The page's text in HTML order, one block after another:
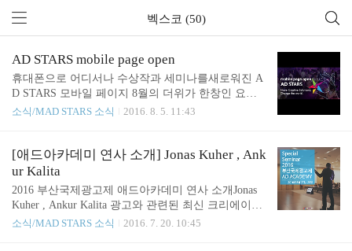
벡스코 (50)
AD STARS mobile page open
휴대폰으로 어디서나 수상작과 세미나를새로워진 A
D STARS 모바일 페이지 8월의 더위가 한창인 요즘,
부산국제광고제 개막이 딱 3주 남았다는 사실 믿겨
있도록 확 달라진 AD STARS 모바일 페이지를 소개
합니다. 올해는 디자인만 바뀐 것이 아니라 더욱 풍
성해진 볼거리를 제공합니다. 기존의 영문만 지원해
서 블로그 이용이 불편했던 분들을 위해 국문 모바일
을 신규 지원하게 되었는데요.이 외에도 직관적으로
개선된 인터페이스, 그리고 아카이브 영상 재생 기능
소식/MAD STARS 소식 2016. 8. 5. 11:43
[애드아카데미 연사 소개] Jonas Kuher , Ank
ur Kalita
2016 부산국제광고제 애드아카데미 연사 소개Jonas
Kuher , Ankur Kalita 광고와 관련된 최신 크리에이티
브와 트랜드가 가득한 AD STARS 2016.행사 기간 중
소식/MAD STARS 소식 2016. 7. 20. 10:45